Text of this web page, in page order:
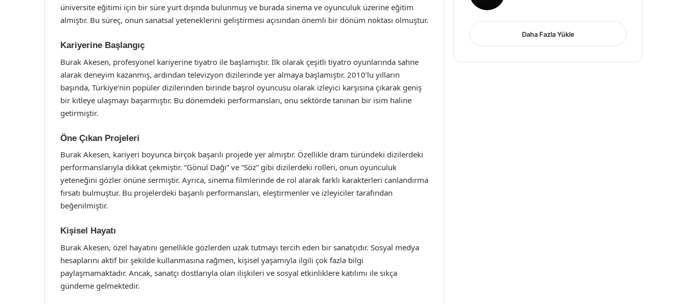
üniversite eğitimi için bir süre yurt dışında bulunmuş ve burada sinema ve oyunculuk üzerine eğitim
almıştır. Bu süreç, onun sanatsal yeteneklerini geliştirmesi açısından önemli bir dönüm noktası olmuştur.
Kariyerine Başlangıç
Burak Akesen, profesyonel kariyerine tiyatro ile başlamıştır. İlk olarak çeşitli tiyatro oyunlarında sahne
alarak deneyim kazanmış, ardından televizyon dizilerinde yer almaya başlamıştır. 2010’lu yılların
başında, Türkiye’nin popüler dizilerinden birinde başrol oyuncusu olarak izleyici karşısına çıkarak geniş
bir kitleye ulaşmayı başarmıştır. Bu dönemdeki performansları, onu sektörde tanınan bir isim haline
getirmiştir.
Öne Çıkan Projeleri
Burak Akesen, kariyeri boyunca birçok başarılı projede yer almıştır. Özellikle dram türündeki dizilerdeki
performanslarıyla dikkat çekmiştir. “Gönül Dağı” ve “Söz” gibi dizilerdeki rolleri, onun oyunculuk
yeteneğini gözler önüne sermiştir. Ayrıca, sinema filmlerinde de rol alarak farklı karakterleri canlandırma
fırsatı bulmuştur. Bu projelerdeki başarılı performansları, eleştirmenler ve izleyiciler tarafından
beğenilmiştir.
Kişisel Hayatı
Burak Akesen, özel hayatını genellikle gözlerden uzak tutmayı tercih eden bir sanatçıdır. Sosyal medya
hesaplarını aktif bir şekilde kullanmasına rağmen, kişisel yaşamıyla ilgili çok fazla bilgi
paylaşmamaktadır. Ancak, sanatçı dostlarıyla olan ilişkileri ve sosyal etkinliklere katılımı ile sıkça
gündeme gelmektedir.
Daha Fazla Yükle